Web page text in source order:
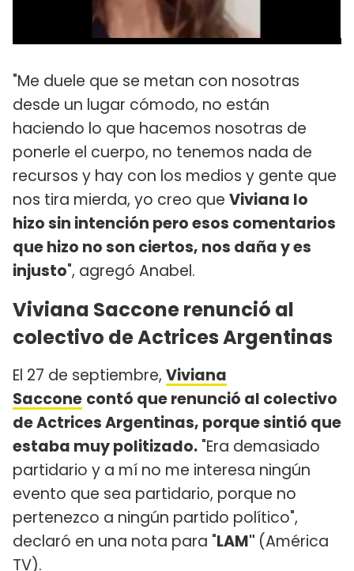
"Me duele que se metan con nosotras
desde un lugar cómodo, no están
haciendo lo que hacemos nosotras de
ponerle el cuerpo, no tenemos nada de
recursos y hay con los medios y gente que
nos tira mierda, yo creo que Viviana lo
hizo sin intención pero esos comentarios
que hizo no son ciertos, nos daña y es
injusto", agregó Anabel.
Viviana Saccone renunció al
colectivo de Actrices Argentinas
El 27 de septiembre, Viviana
Saccone contó que renunció al colectivo
de Actrices Argentinas, porque sintió que
estaba muy politizado. "Era demasiado
partidario y a mí no me interesa ningún
evento que sea partidario, porque no
pertenezco a ningún partido político",
declaró en una nota para "LAM" (América
TV).